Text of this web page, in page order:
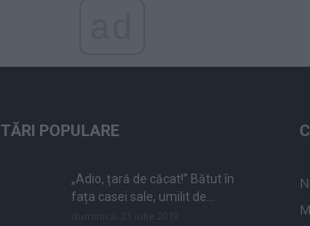
POPULARE
„Adio, țară de căcat!” Bătut în
fața casei sale, umilit de...